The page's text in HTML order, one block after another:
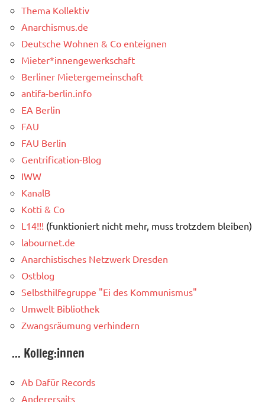
Thema Kollektiv
Anarchismus.de
Deutsche Wohnen & Co enteignen
Mieter*innengewerkschaft
Berliner Mietergemeinschaft
antifa-berlin.info
EA Berlin
FAU
FAU Berlin
Gentrification-Blog
IWW
KanalB
Kotti & Co
L14!!! (funktioniert nicht mehr, muss trotzdem bleiben)
labournet.de
Anarchistisches Netzwerk Dresden
Ostblog
Selbsthilfegruppe "Ei des Kommunismus"
Umwelt Bibliothek
Zwangsräumung verhindern
... Kolleg:innen
Ab Dafür Records
Anderersaits